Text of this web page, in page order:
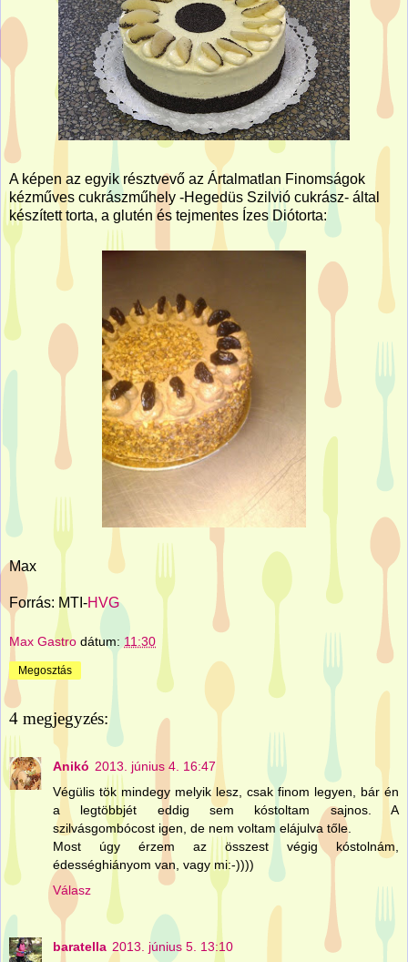
A képen az egyik résztvevő az Ártalmatlan Finomságok
kézműves cukrászműhely -Hegedüs Szilvió cukrász- által
készített torta, a glutén és tejmentes Ízes Diótorta:
Max
Forrás: MTI-HVG
Max Gastro dátum: 11:30
Megosztás
4 megjegyzés:
Anikó 2013. június 4. 16:47
Végülis tök mindegy melyik lesz, csak finom legyen, bár én
a legtöbbjét eddig sem kóstoltam sajnos. A
szilvásgombócost igen, de nem voltam elájulva tőle.
Most úgy érzem az összest végig kóstolnám,
édességhiányom van, vagy mi:-))))
Válasz
baratella 2013. június 5. 13:10